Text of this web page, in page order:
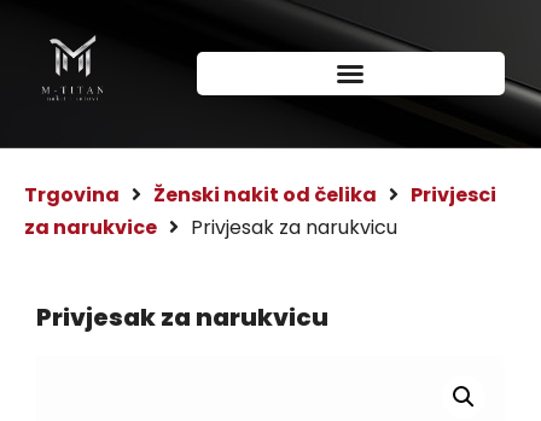
Trgovina Ženski nakit od čelika
Privjesci
za narukvice
Privjesak za narukvicu
Privjesak za narukvicu